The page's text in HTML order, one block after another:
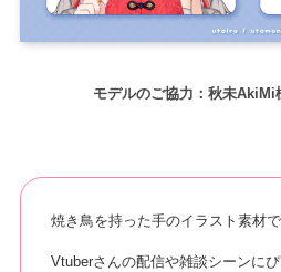
モデルのご協力：秋未AkiMi
焼き鳥を持った手のイラスト素材で
Vtuberさんの配信や雑談シーンに